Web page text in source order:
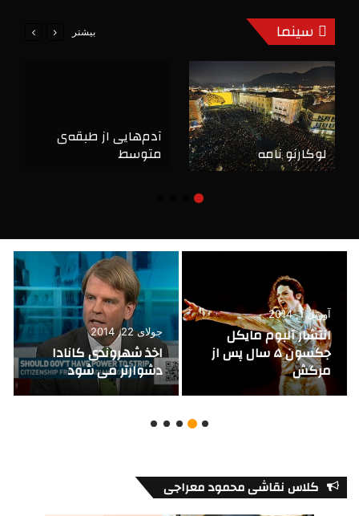
سینما بیشتر
لوکارنو نامه
آدم‌هایی از طبقه‌ی
متوسط
آوریل 1, 2014
انتشار آلبوم مایکل
جکسون ۵ سال پس از
مرگش
جولای 22, 2014
اخذ شهروندی کانادا
دشوارتر می شود
کلاس نقاشی محمود معراجی